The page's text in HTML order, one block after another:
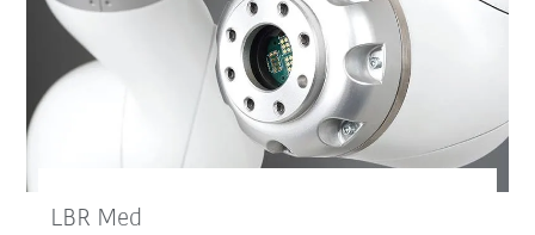
LBR Med